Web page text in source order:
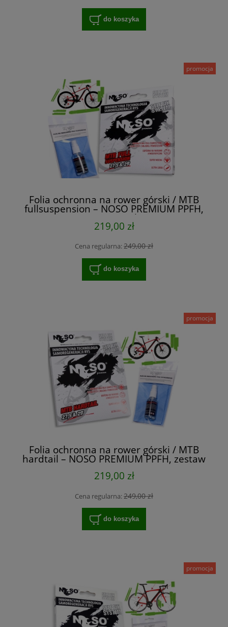
do koszyka
Folia ochronna na rower górski / MTB
fullsuspension – NOSO PREMIUM PPFH,
zestaw XXL na cały rower
219,00 zł
Cena regularna:249,00 zł
do koszyka
promocja
Folia ochronna na rower górski / MTB
hardtail – NOSO PREMIUM PPFH, zestaw
219,00 zł
Cena regularna:249,00 zł
do koszyka
promocja
promocja